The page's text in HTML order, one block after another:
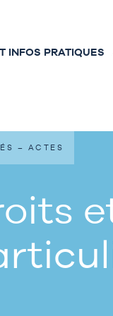
INFOS PRATIQUES
– ACTES